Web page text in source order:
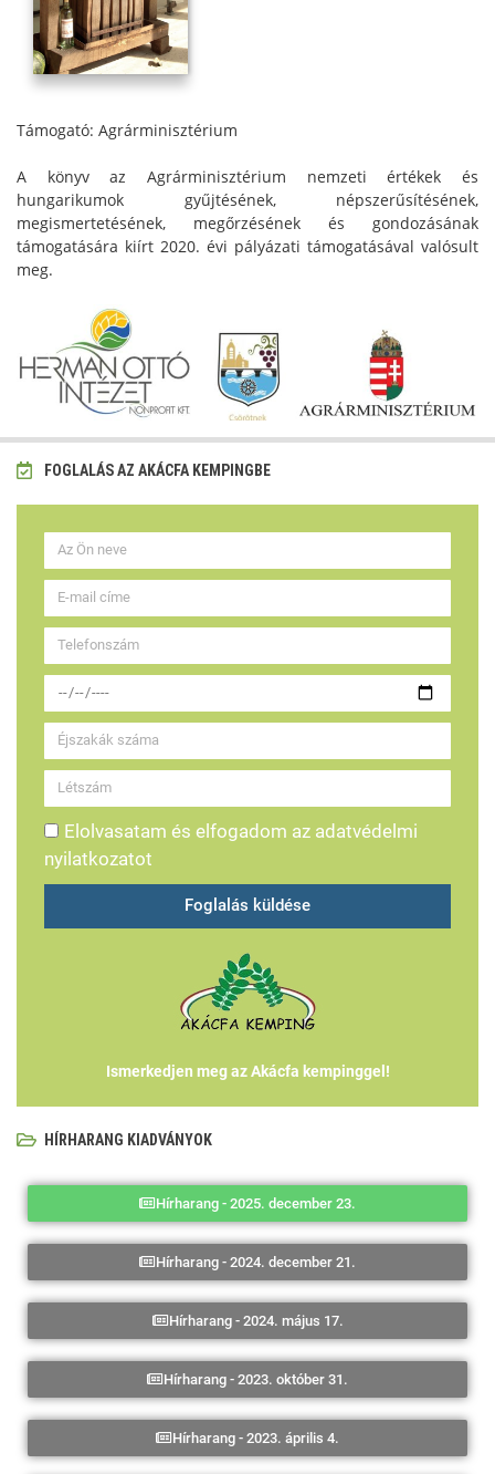
Támogató: Agrárminisztérium
A könyv az Agrárminisztérium nemzeti értékek és
hungarikumok gyűjtésének, népszerűsítésének,
megismertetésének, megőrzésének és gondozásának
támogatására kiírt 2020. évi pályázati támogatásával valósult
meg.
FOGLALÁS AZ AKÁCFA KEMPINGBE
Elolvasatam és elfogadom az adatvédelmi
nyilatkozatot
Foglalás küldése
Ismerkedjen meg az Akácfa kempinggel!
HÍRHARANG KIADVÁNYOK
Hírharang - 2025. december 23.
Hírharang - 2024. december 21.
Hírharang - 2024. május 17.
Hírharang - 2023. október 31.
Hírharang - 2023. április 4.